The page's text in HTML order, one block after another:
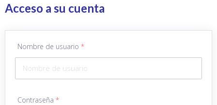
Acceso a su cuenta
Nombre de usuario *
Contraseña *